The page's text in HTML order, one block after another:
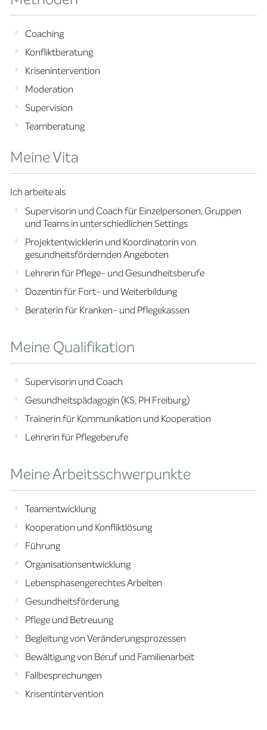
Coaching
Konfliktberatung
Krisenintervention
Moderation
Supervision
Teamberatung
Meine Vita
Ich arbeite als
Supervisorin und Coach für Einzelpersonen, Gruppen
und Teams in unterschiedlichen Settings
Projektentwicklerin und Koordinatorin von
gesundheitsfördernden Angeboten
Lehrerin für Pflege- und Gesundheitsberufe
Dozentin für Fort- und Weiterbildung
Beraterin für Kranken- und Pflegekassen
Meine Qualifikation
Supervisorin und Coach
Gesundheitspädagogin (KS, PH Freiburg)
Trainerin für Kommunikation und Kooperation
Lehrerin für Pflegeberufe
Meine Arbeitsschwerpunkte
Teamentwicklung
Kooperation und Konfliktlösung
Führung
Organisationsentwicklung
Lebensphasengerechtes Arbeiten
Gesundheitsförderung
Pflege und Betreuung
Begleitung von Veränderungsprozessen
Bewältigung von Beruf und Familienarbeit
Fallbesprechungen
Krisentintervention